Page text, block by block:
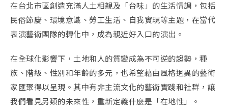
在台北市區創造充滿人土相親及「台味」的生活情調，包括
民俗節慶、環境意識、勞工生活、自我實現等主題，在當代
表演藝術團隊的轉化中，成為親近好入口的演出。
在全球化影響下，土地和人的質變成為不可逆的趨勢，種
族、階級、性別和年齡的多元，也希望藉由風格迥異的藝術
家匯聚得以呈現。其中有非主流文化的藝術實踐和社群，讓
我們看見另類的未來性，重新定義什麼是「在地性」。